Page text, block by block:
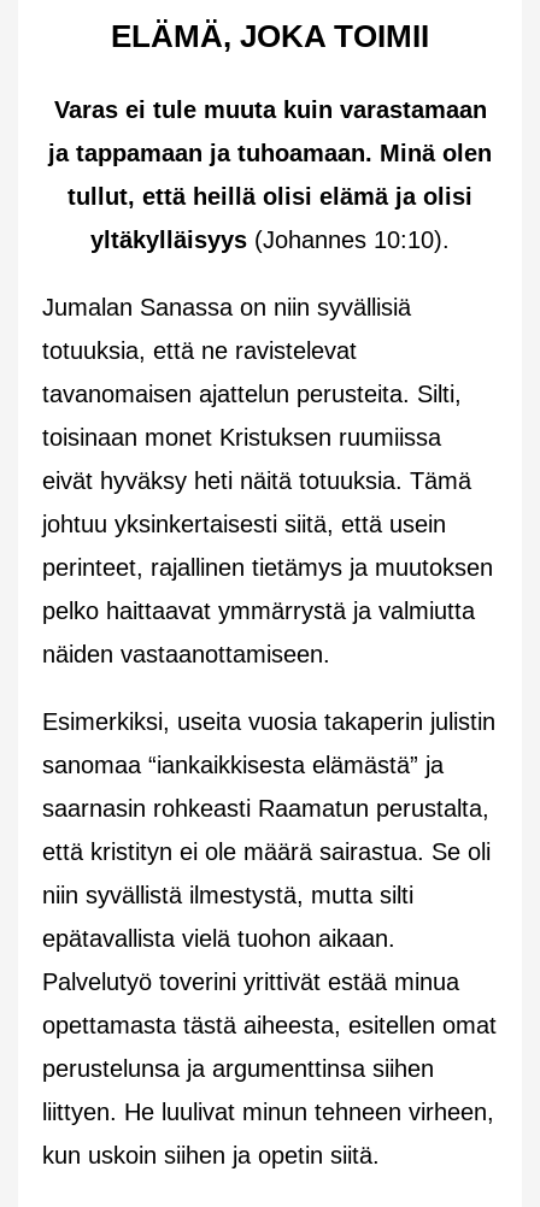
ELÄMÄ, JOKA TOIMII
Varas ei tule muuta kuin varastamaan
ja tappamaan ja tuhoamaan. Minä olen
tullut, että heillä olisi elämä ja olisi
yltäkylläisyys (Johannes 10:10).
Jumalan Sanassa on niin syvällisiä
totuuksia, että ne ravistelevat
tavanomaisen ajattelun perusteita. Silti,
toisinaan monet Kristuksen ruumiissa
eivät hyväksy heti näitä totuuksia. Tämä
johtuu yksinkertaisesti siitä, että usein
perinteet, rajallinen tietämys ja muutoksen
pelko haittaavat ymmärrystä ja valmiutta
näiden vastaanottamiseen.
Esimerkiksi, useita vuosia takaperin julistin
sanomaa “iankaikkisesta elämästä” ja
saarnasin rohkeasti Raamatun perustalta,
että kristityn ei ole määrä sairastua. Se oli
niin syvällistä ilmestystä, mutta silti
epätavallista vielä tuohon aikaan.
Palvelutyö toverini yrittivät estää minua
opettamasta tästä aiheesta, esitellen omat
perustelunsa ja argumenttinsa siihen
liittyen. He luulivat minun tehneen virheen,
kun uskoin siihen ja opetin siitä.